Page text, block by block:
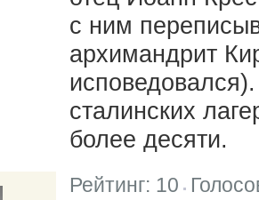
с ним
архимандрит
сталинских
более десяти.
Рейтинг: 10